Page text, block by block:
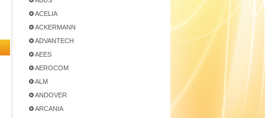
ACELIA
ACKERMANN
ADVANTECH
AEES
AEROCOM
ALM
ANDOVER
ARCANIA